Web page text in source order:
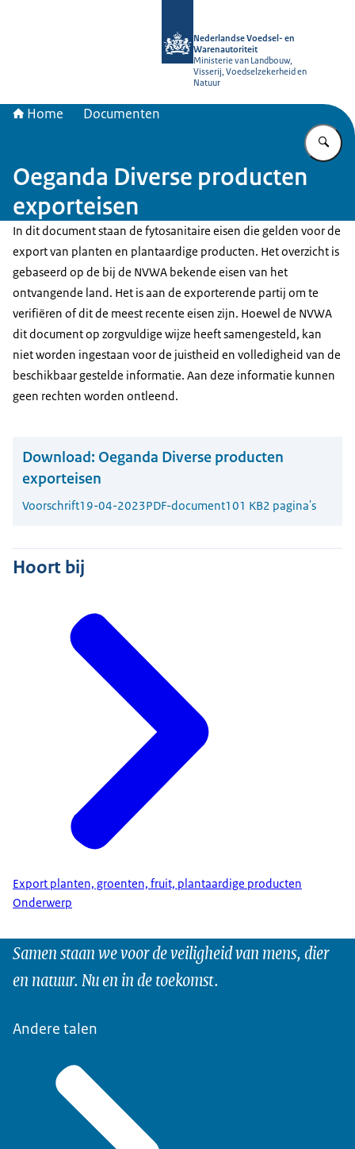
Nederlandse Voedsel- en
Warenautoriteit
Ministerie van Landbouw,
Visserij, Voedselzekerheid en
Natuur
Home Documenten
Oeganda Diverse producten
exporteisen
In dit document staan de fytosanitaire eisen die gelden voor de
export van planten en plantaardige producten. Het overzicht is
gebaseerd op de bij de NVWA bekende eisen van het
ontvangende land. Het is aan de exporterende partij om te
verifiëren of dit de meest recente eisen zijn. Hoewel de NVWA
dit document op zorgvuldige wijze heeft samengesteld, kan
niet worden ingestaan voor de juistheid en volledigheid van de
beschikbaar gestelde informatie. Aan deze informatie kunnen
geen rechten worden ontleend.
Download: Oeganda Diverse producten
exporteisen
Voorschrift19-04-2023PDF-document101 KB2 pagina's
Hoort bij
Export planten, groenten, fruit, plantaardige producten
Onderwerp
Samen staan we voor de veiligheid van mens, dier
en natuur. Nu en in de toekomst.
Andere talen